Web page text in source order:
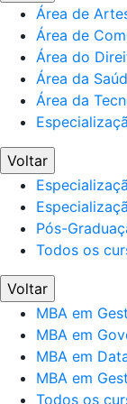
Área de
Área de
Área do
Área da
Área da
Voltar
Pós-
Todos os
Voltar
MBA em
MBA em
MBA em
MBA em
Todos os